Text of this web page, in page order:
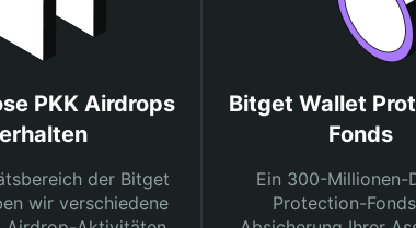
PKK Airdrops
erhalten
der Bitget
wir verschiedene
Bitget Wallet
Fonds
Ein 300-Millionen-
Protection-